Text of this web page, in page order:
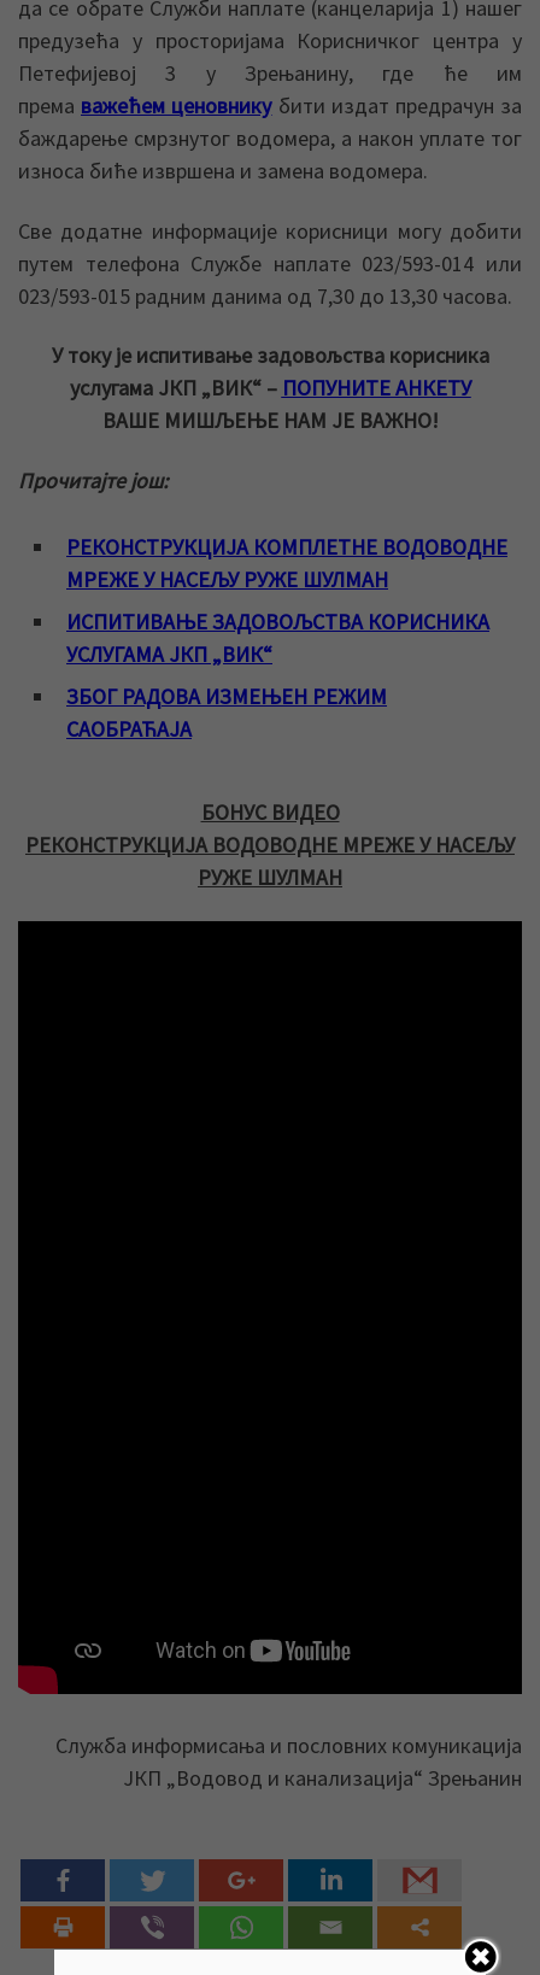
да се обрате Служби наплате (канцеларија 1) нашег
предузећа у просторијама Корисничког центра у
Петефијевој 3 у Зрењанину, где ће им
према важећем ценовникубити издат предрачун за
баждарење смрзнутог водомера, а након уплате тог
износа биће извршена и замена водомера.
Све додатне информације корисници могу добити
путем телефона Службе наплате 023/593-014 или
023/593-015 радним данима од 7,30 до 13,30 часова.
У току је испитивање задовољства корисника
услугама ЈКП „ВИК“ – ПОПУНИТЕ АНКЕТУ
ВАШЕ МИШЉЕЊЕ НАМ ЈЕ ВАЖНО!
Прочитајте још:
РЕКОНСТРУКЦИЈА КОМПЛЕТНЕ ВОДОВОДНЕ
МРЕЖЕ У НАСЕЉУ РУЖЕ ШУЛМАН
ИСПИТИВАЊЕ ЗАДОВОЉСТВА КОРИСНИКА
УСЛУГАМА ЈКП „ВИК“
ЗБОГ РАДОВА ИЗМЕЊЕН РЕЖИМ
САОБРАЋАЈА
БОНУС ВИДЕО
РЕКОНСТРУКЦИЈА ВОДОВОДНЕ МРЕЖЕ У НАСЕЉУ
РУЖЕ ШУЛМАН
Служба информисања и пословних комуникација
ЈКП „Водовод и канализација“ Зрењанин